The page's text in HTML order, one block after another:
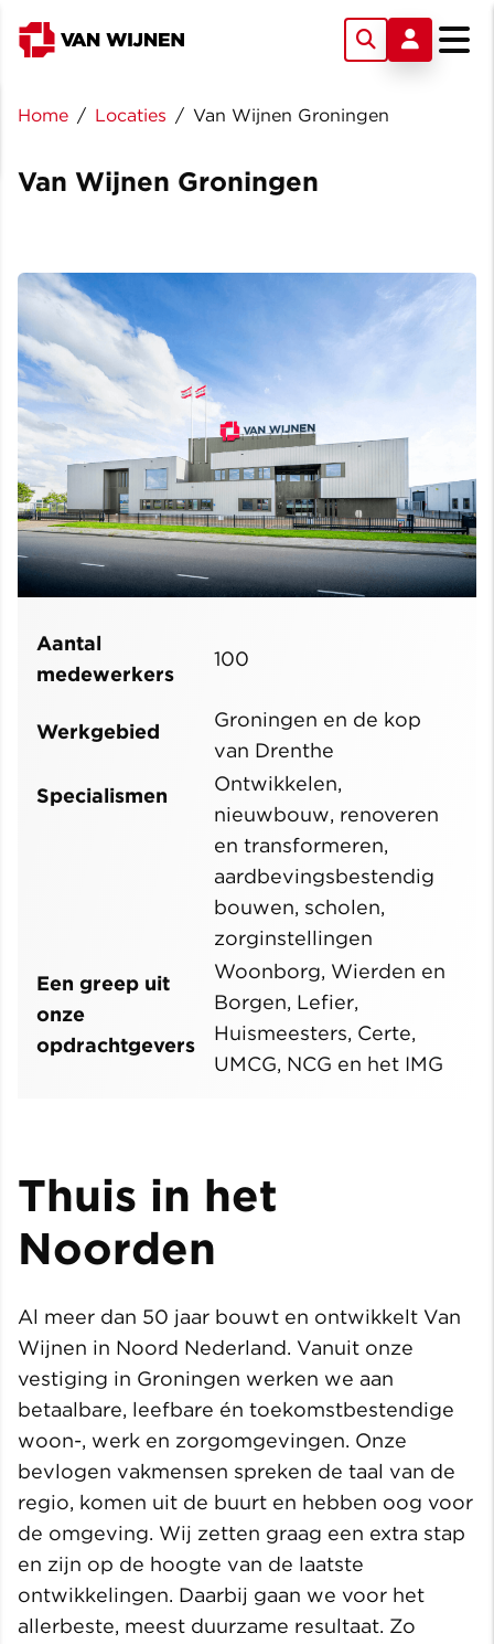
Home / Locaties / Van Wijnen Groningen
Van Wijnen Groningen
Aantal
medewerkers
100
Werkgebied
Groningen en de kop
van Drenthe
Specialismen
Ontwikkelen,
nieuwbouw, renoveren
en transformeren,
aardbevingsbestendig
bouwen, scholen,
zorginstellingen
Een greep uit
onze
opdrachtgevers
Woonborg, Wierden en
Borgen, Lefier,
Huismeesters, Certe,
UMCG, NCG en het IMG
Thuis in het
Noorden
Al meer dan 50 jaar bouwt en ontwikkelt Van
Wijnen in Noord Nederland. Vanuit onze
vestiging in Groningen werken we aan
betaalbare, leefbare én toekomstbestendige
woon-, werk en zorgomgevingen. Onze
bevlogen vakmensen spreken de taal van de
regio, komen uit de buurt en hebben oog voor
de omgeving. Wij zetten graag een extra stap
en zijn op de hoogte van de laatste
ontwikkelingen. Daarbij gaan we voor het
allerbeste, meest duurzame resultaat. Zo